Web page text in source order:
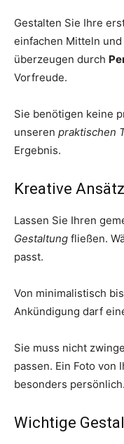
Gestalten Sie Ihre
einfachen Mitteln
überzeugen durch
Vorfreude.
Sie benötigen keine
unseren praktischen
Ergebnis.
Kreative
Lassen Sie Ihren
Gestaltung fließen.
passt.
Von minimalistisch
Ankündigung darf
Sie muss nicht
passen. Ein Foto von
besonders persönlich.
Wichtige